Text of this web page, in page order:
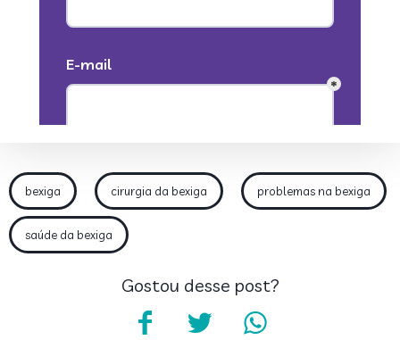
bexiga cirurgia da bexiga problemas na bexiga
saúde da bexiga
Gostou desse post?